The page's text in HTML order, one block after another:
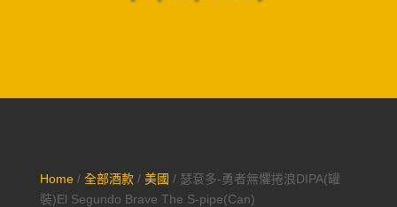
Home/ 全部酒款/ 美國 / 瑟袞多-勇者無懼捲浪DIPA(罐
裝)El Segundo Brave The S-pipe(Can)